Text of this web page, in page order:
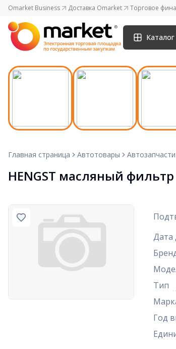
Omarket Business Доставка Omarket Торговое
Каталог
Главная страница Автотовары Автозапчасти
HENGST масляный фильтр
Дата
Тип
Год